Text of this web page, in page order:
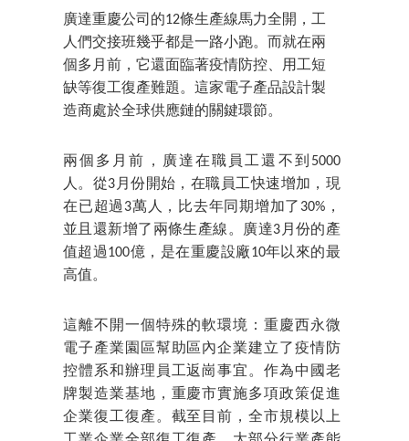
廣達重慶公司的12條生產線馬力全開，工
人們交接班幾乎都是一路小跑。而就在兩
個多月前，它還面臨著疫情防控、用工短
缺等復工復產難題。這家電子產品設計製
造商處於全球供應鏈的關鍵環節。
兩個多月前，廣達在職員工還不到5000
人。從3月份開始，在職員工快速增加，現
在已超過3萬人，比去年同期增加了30%，
並且還新增了兩條生產線。廣達3月份的產
值超過100億，是在重慶設廠10年以來的最
高值。
這離不開一個特殊的軟環境：重慶西永微
電子產業園區幫助區內企業建立了疫情防
控體系和辦理員工返崗事宜。作為中國老
牌製造業基地，重慶市實施多項政策促進
企業復工復產。截至目前，全市規模以上